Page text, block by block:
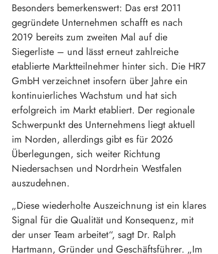
Besonders bemerkenswert: Das erst 2011
gegründete Unternehmen schafft es nach
2019 bereits zum zweiten Mal auf die
Siegerliste – und lässt erneut zahlreiche
etablierte Marktteilnehmer hinter sich. Die HR7
GmbH verzeichnet insofern über Jahre ein
kontinuierliches Wachstum und hat sich
erfolgreich im Markt etabliert. Der regionale
Schwerpunkt des Unternehmens liegt aktuell
im Norden, allerdings gibt es für 2026
Überlegungen, sich weiter Richtung
Niedersachsen und Nordrhein Westfalen
auszudehnen.
„Diese wiederholte Auszeichnung ist ein klares
Signal für die Qualität und Konsequenz, mit
der unser Team arbeitet“, sagt Dr. Ralph
Hartmann, Gründer und Geschäftsführer. „Im